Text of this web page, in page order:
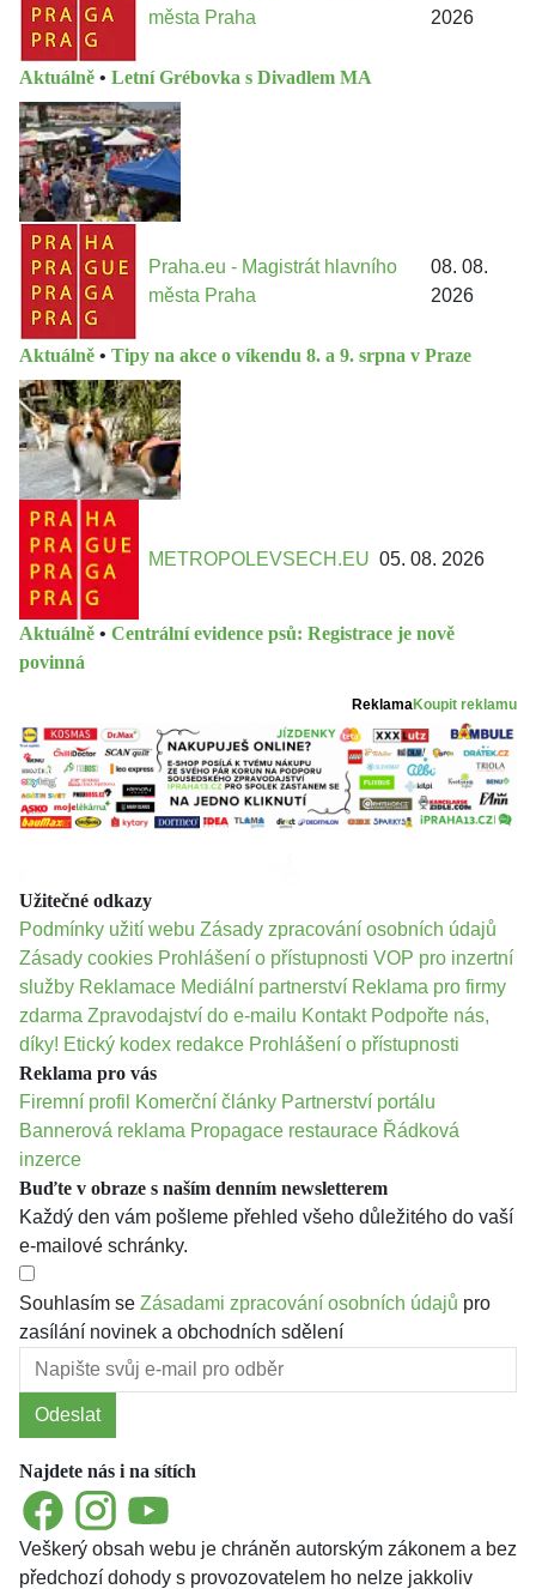
města Praha
2026
Aktuálně • Letní Grébovka s Divadlem MA
Praha.eu - Magistrát hlavního
města Praha
08. 08.
2026
Aktuálně • Tipy na akce o víkendu 8. a 9. srpna v Praze
METROPOLEVSECH.EU 05. 08. 2026
Aktuálně • Centrální evidence psů: Registrace je nově
povinná
ReklamaKoupit reklamu
Užitečné odkazy
Podmínky užití webu Zásady zpracování osobních údajů
Zásady cookies Prohlášení o přístupnosti VOP pro inzertní
služby Reklamace Mediální partnerství Reklama pro firmy
zdarma Zpravodajství do e-mailu Kontakt Podpořte nás,
díky! Etický kodex redakce Prohlášení o přístupnosti
Reklama pro vás
Firemní profil
Komerční články Partnerství portálu
Bannerová reklama Propagace restaurace Řádková
inzerce
Buďte v obraze s naším denním newsletterem
Každý den vám pošleme přehled všeho důležitého do vaší
e-mailové schránky.
Souhlasím se Zásadami zpracování osobních údajů pro
zasílání novinek a obchodních sdělení
Odeslat
Najdete nás i na sítích
FacebookInstagramYouTube
Veškerý obsah webu je chráněn autorským zákonem a bez
předchozí dohody s provozovatelem ho nelze jakkoliv